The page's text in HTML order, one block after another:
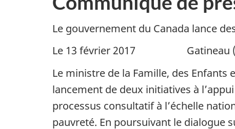
Le gouvernement du Canada lance
Le 13 février 2017 Gatineau
Le ministre de la Famille, des Enfants
lancement de deux initiatives à
processus consultatif à l’échelle
pauvreté. En poursuivant le dialogue